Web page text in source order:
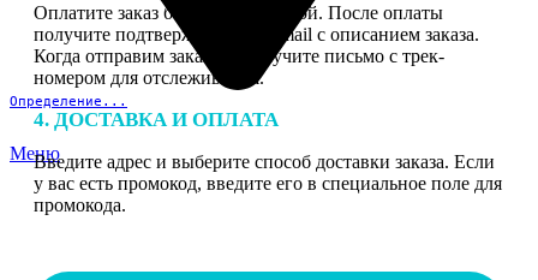
Определение...
Меню
Оплатите заказ банковской картой. После оплаты
получите подтверждение на email с описанием заказа.
Когда отправим заказ вы получите письмо с трек-
номером для отслеживания.
4. ДОСТАВКА И ОПЛАТА
Введите адрес и выберите способ доставки заказа. Если
у вас есть промокод, введите его в специальное поле для
промокода.